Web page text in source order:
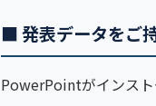
■ 発表データを
PowerPointがインスト